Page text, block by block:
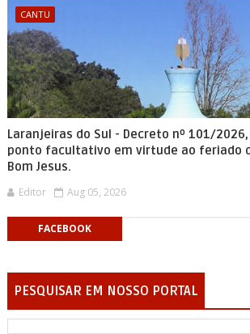
CANTU
Laranjeiras do Sul - Decreto nº 101/
ponto facultativo em virtude ao feriado
Bom Jesus.
Editor Aug 05, 2026
FACEBOOK
PESQUISAR EM NOSSO PORTAL